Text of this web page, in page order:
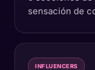
sensación de
INFLUENCERS